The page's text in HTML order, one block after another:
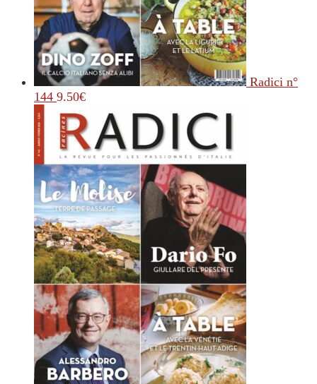
Radici n°
144 9.50€